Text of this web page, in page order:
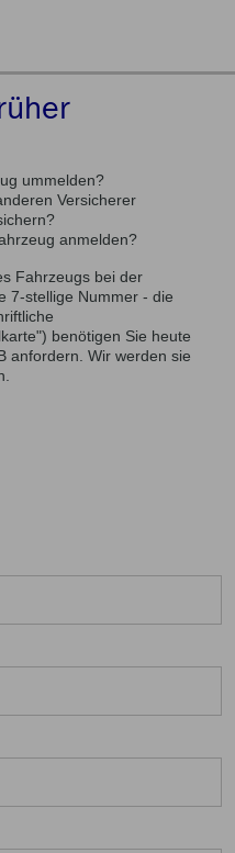
ummelden?
Versicherer
anmelden?
Fahrzeugs bei der
7-stellige Nummer - die
benötigen Sie heute
anfordern. Wir werden sie